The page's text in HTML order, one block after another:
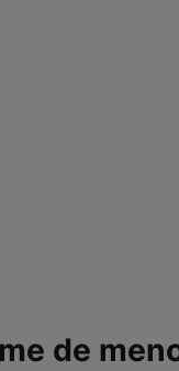
de